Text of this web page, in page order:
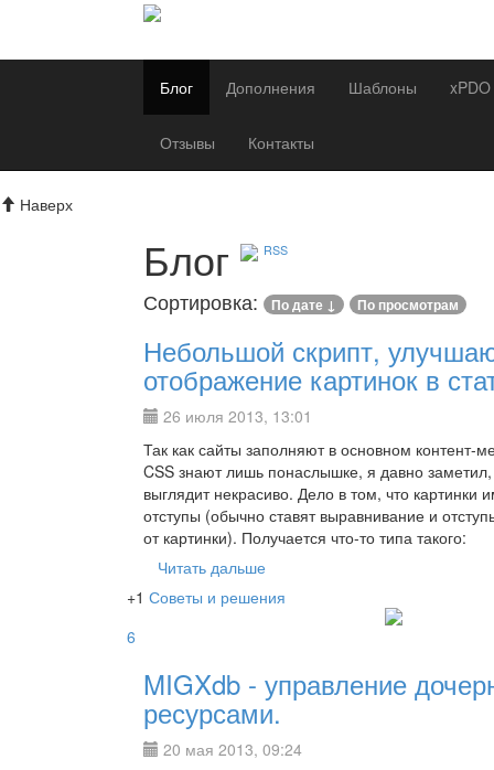
Блог Дополнения Шаблоны xPDO
Отзывы Контакты
Наверх
Блог RSS
Сортировка: По дате ↓ По просмотрам
Небольшой скрипт,
отображение картинок в
26 июля 2013, 13:01
Так как сайты заполняют в основном контент-
CSS знают лишь понаслышке, я давно заметил,
выглядит некрасиво. Дело в том, что картинки
отступы (обычно ставят выравнивание и
от картинки). Получается что-то типа такого:
Читать дальше
+1 Советы и решения
6
MIGXdb - управление
ресурсами.
20 мая 2013, 09:24